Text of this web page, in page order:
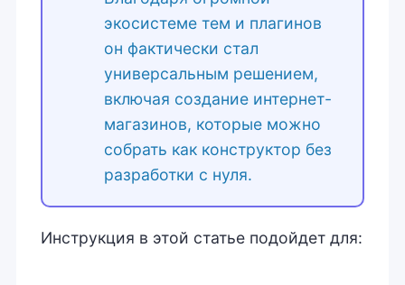
экосистеме тем и плагинов
он фактически стал
универсальным решением,
включая создание интернет-
магазинов, которые можно
собрать как конструктор без
разработки с нуля.
Инструкция в этой статье подойдет для: